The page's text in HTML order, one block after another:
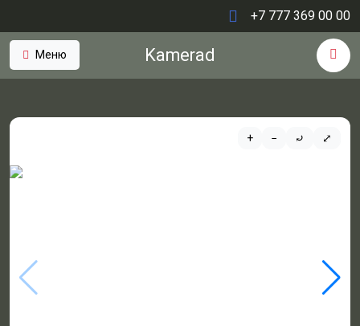
+7 777 369 00 00
Меню Kamerad
+ − ⤾ ⤢